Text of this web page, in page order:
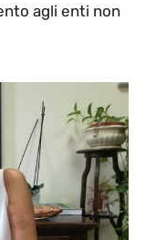
agli enti non